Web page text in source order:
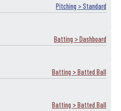
Pitching > Standard
Batting > Dashboard
Batting > Batted Ball
Batting > Batted Ball